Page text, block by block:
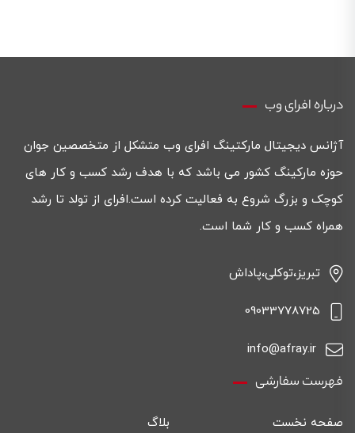
درباره افرای وب
آژانس دیجیتال مارکتینگ افرای وب متشکل از متخصصین جوان
حوزه مارکینگ کشور می باشد که با هدف رشد کسب و کار های
کوچک و بزرگ شروع به فعالیت کرده است.افرای از تولد تا رشد
همراه کسب و کار شما است.
تبریز،توکلی،پاداش
09033778725
info@afray.ir
فهرست سفارشی
صفحه نخست بلاگ